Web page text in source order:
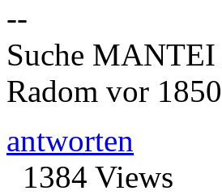
--
Suche
Radom vor 1850
antworten
1384 Views